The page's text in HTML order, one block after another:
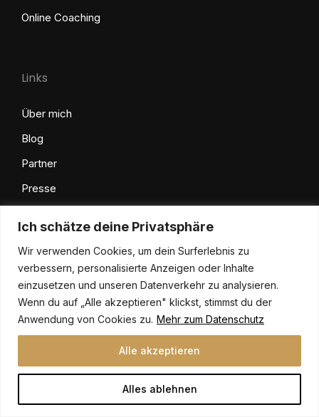
Ich schätze deine Privatsphäre
Wir verwenden Cookies, um dein Surferlebnis zu
verbessern, personalisierte Anzeigen oder Inhalte
einzusetzen und unseren Datenverkehr zu analysieren.
Wenn du auf „Alle akzeptieren" klickst, stimmst du der
Anwendung von Cookies zu. Mehr zum Datenschutz
Alles ablehnen
Alle akzeptieren
Online Coaching
Links
Über mich
Blog
Partner
Presse
Datenschutz
Impressum
0162 / 7393919